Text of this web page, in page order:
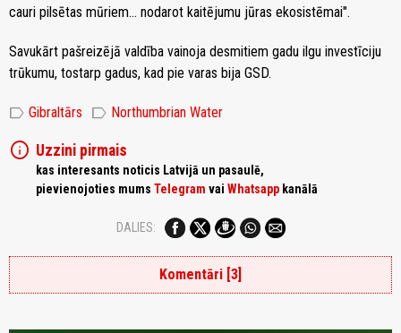
cauri pilsētas mūriem... nodarot kaitējumu jūras ekosistēmai".
Savukārt pašreizējā valdība vainoja desmitiem gadu ilgu investīciju
trūkumu, tostarp gadus, kad pie varas bija GSD.
label Gibraltārs label Northumbrian Water
info Uzzini pirmais
kas interesants noticis Latvijā un pasaulē,
pievienojoties mums Telegram vai Whatsapp kanālā
DALIES:
Komentāri [3]